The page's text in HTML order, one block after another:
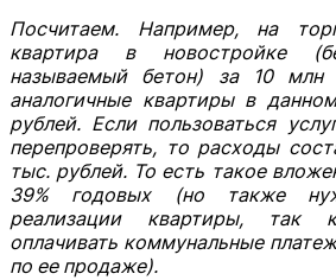
Посчитаем. Например, на
квартира в новостройке
называемый бетон) за 10 млн
аналогичные квартиры в
рублей. Если пользоваться
перепроверять, то расходы
тыс. рублей. То есть такое
39% годовых (но также
реализации квартиры, так
оплачивать коммунальные
по ее продаже).